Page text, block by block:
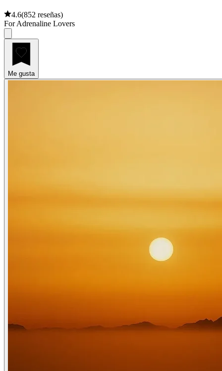
4.6(852 reseñas)
For Adrenaline Lovers
Me gusta